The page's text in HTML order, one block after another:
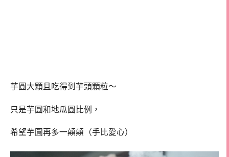
芋圓大顆且吃得到芋頭顆粒～
只是芋圓和地瓜圓比例，
希望芋圓再多一顛顛（手比愛心）